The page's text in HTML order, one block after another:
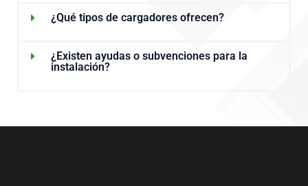
¿Qué tipos de cargadores ofrecen?
¿Existen ayudas o subvenciones para la
instalación?